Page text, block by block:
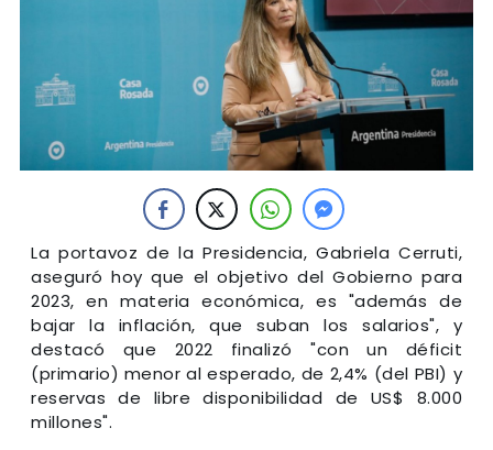
La portavoz de la Presidencia, Gabriela Cerruti,
aseguró hoy que el objetivo del Gobierno para
2023, en materia económica, es "además de
bajar la inflación, que suban los salarios", y
destacó que 2022 finalizó "con un déficit
(primario) menor al esperado, de 2,4% (del PBI) y
reservas de libre disponibilidad de US$ 8.000
millones".